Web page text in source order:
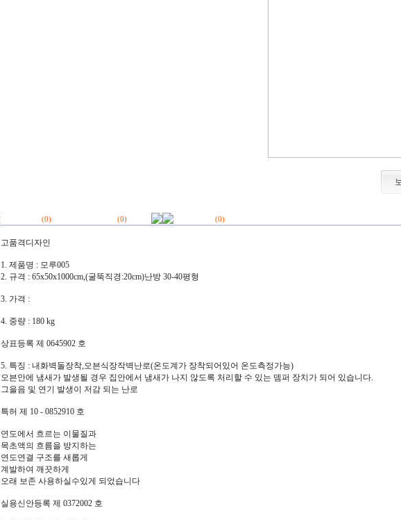
(0) (0) (0)
고품격디자인
1. 제품명 : 모루005
2. 규격 : 65x50x1000cm,(굴뚝직경:20cm)난방 30-40평형
3. 가격 :
4. 중량 : 180 kg
상표등록 제 0645902 호
5. 특징 : 내화벽돌장착,오븐식장작벽난로(온도계가 장착되어있어 온도측정가능)
오븐안에 냄새가 발생될 경우 집안에서 냄새가 나지 않도록 처리할 수 있는 뎀퍼 장치가 되어 있습니다.
그을음 및 연기 발생이 저감 되는 난로
특허 제 10 - 0852910 호
연도에서 흐르는 이물질과
목초액의 흐름을 방지하는
연도연결 구조를 새롭게
계발하여 깨끗하게
오래 보존 사용하실수있게 되었습니다
실용신안등록 제 0372002 호